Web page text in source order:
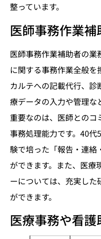
整っています。
医師事務作業
医師事務作業補助者の
に関する事務作業全般
カルテへの記載代行、
療データの入力や管理な
重要なのは、医師との
事務処理能力です。40
験で培った「報告・連絡
ができます。また、医療
ーについては、充実した
ができます。
医療事務や看